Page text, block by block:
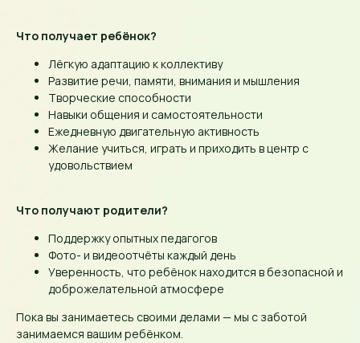
Что получает ребёнок?
Лёгкую адаптацию к коллективу
Развитие речи, памяти, внимания и мышления
Творческие способности
Навыки общения и самостоятельности
Ежедневную двигательную активность
Желание учиться, играть и приходить в центр с
удовольствием
Что получают родители?
Поддержку опытных педагогов
Фото- и видеоотчёты каждый день
Уверенность, что ребёнок находится в безопасной и
доброжелательной атмосфере
Пока вы занимаетесь своими делами — мы с заботой
занимаемся вашим ребёнком.
РАСПИСАНИЕ
ЗАНЯТИЙ,
ПРАЙС-ЛИСТ И
ПРАВИЛА
ПОСЕЩЕНИЯ